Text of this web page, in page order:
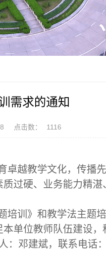
需求的通知
点击数： 1116
越教学文化，传播
过硬、业务能力精
训》和教学法主题
单位教师队伍建设
：邓建斌，联系电话：